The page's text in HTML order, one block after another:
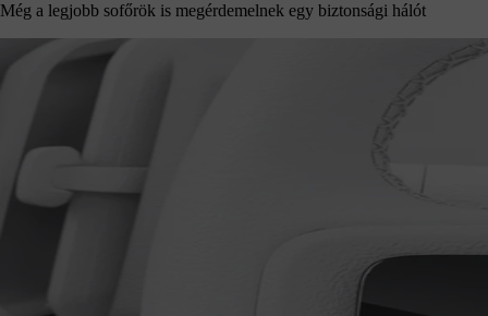
Még a legjobb sofőrök is megérdemelnek egy biztonsági hálót